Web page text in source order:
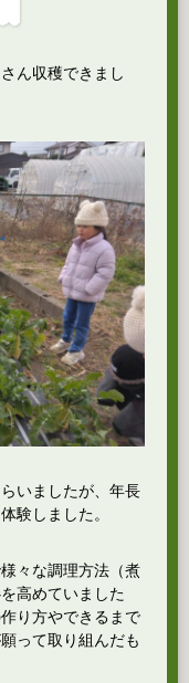
ん収穫できまし
いましたが、年長
験しました。
々な調理方法（煮
高めていました
り方やできるまで
って取り組んだも